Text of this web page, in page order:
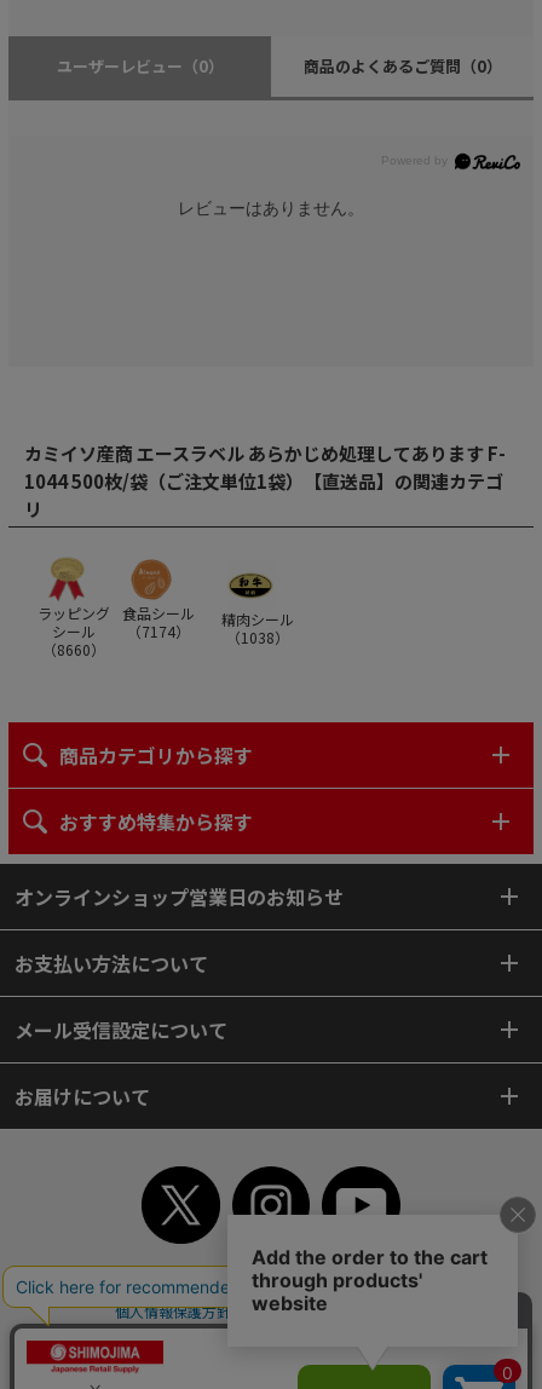
ユーザーレビュー （0） 商品のよくあるご質問 （0）
レビューはありません。
カミイソ産商 エースラベル あらかじめ処理してあります F-
1044 500枚/袋（ご注文単位1袋）【直送品】の関連カテゴ
リ
ラッピング
シール
（8660）
食品シール
（7174）
精肉シール
（1038）
商品カテゴリから探す
おすすめ特集から探す
オンラインショップ営業日のお知らせ
お支払い方法について
メール受信設定について
お届けについて
TOP 初めてご利用のお客様へ ご利用案内
ご利用規約
個人情報保護方針
特定商取引法
よくあるご質問
お問い合わせ
サイトマップ